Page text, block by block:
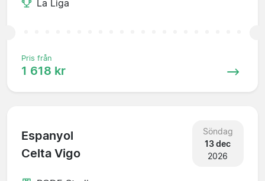
La Liga
Pris från
1 618 kr
Espanyol
Celta Vigo
Söndag
13 dec
2026